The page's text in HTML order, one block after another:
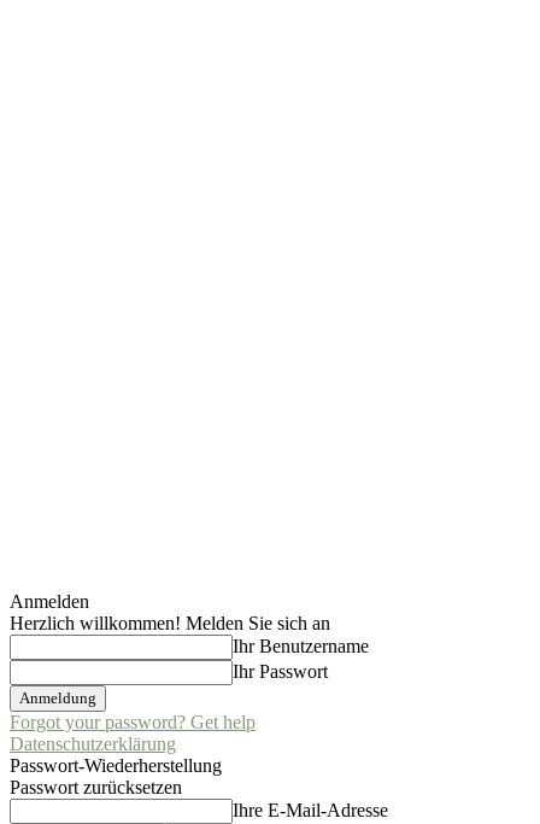
Anmelden
Herzlich willkommen! Melden Sie sich an
Ihr Benutzername
Ihr Passwort
Forgot your password? Get help
Datenschutzerklärung
Passwort-Wiederherstellung
Passwort zurücksetzen
Ihre E-Mail-Adresse